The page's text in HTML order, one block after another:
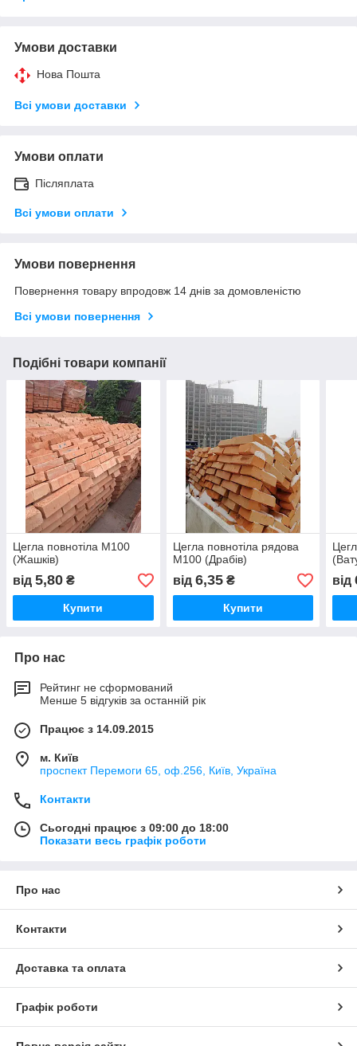
Умови доставки
Нова Пошта
Всі умови доставки
Умови оплати
Післяплата
Всі умови оплати
Умови повернення
Повернення товару впродовж 14 днів за домовленістю
Всі умови повернення
Подібні товари компанії
Цегла повнотіла М100
(Жашків)
від 5,80 ₴
Купити
Цегла повнотіла рядова
М100 (Драбів)
від 6,35₴
Купити
від
Про нас
Рейтинг не сформований
Менше 5 відгуків за останній рік
Працює з 14.09.2015
м. Київ
проспект Перемоги 65, оф.256, Київ, Україна
Контакти
Сьогодні працює з 09:00 до 18:00
Показати весь графік роботи
Про нас
Контакти
Доставка та оплата
Графік роботи